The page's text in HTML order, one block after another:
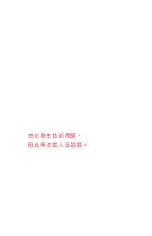
由於發生技術問題，
因此無法載入追蹤器。